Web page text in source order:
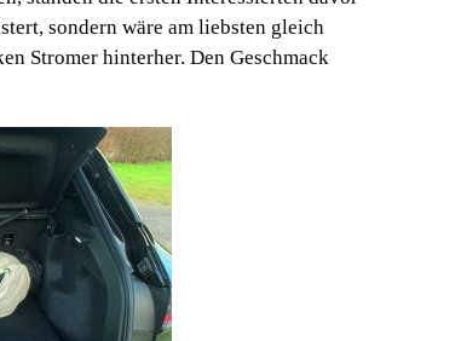
sondern wäre am liebsten gleich
Stromer hinterher. Den Geschmack